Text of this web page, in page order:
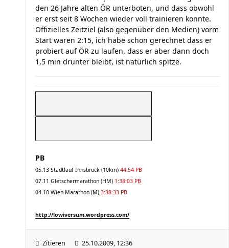
den 26 Jahre alten ÖR unterboten, und dass obwohl
er erst seit 8 Wochen wieder voll trainieren konnte.
Offizielles Zeitziel (also gegenüber den Medien) vorm
Start waren 2:15, ich habe schon gerechnet dass er
probiert auf ÖR zu laufen, dass er aber dann doch
1,5 min drunter bleibt, ist natürlich spitze.
PB
05.13 Stadtlauf Innsbruck (10km) 44:54 PB
07.11 Gletschermarathon (HM) 1:38:03 PB
04.10 Wien Marathon (M) 3:38:33 PB
http://lowiversum.wordpress.com/
Zitieren 25.10.2009, 12:36